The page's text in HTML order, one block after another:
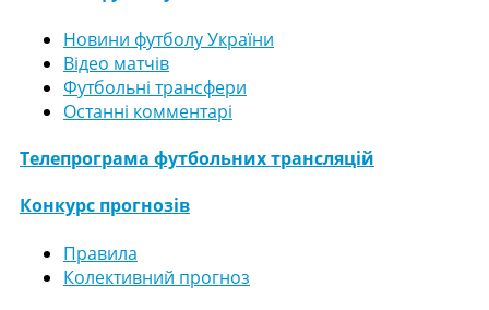
Новини футболу України
Відео матчів
Футбольні трансфери
Останні комментарі
Телепрограма футбольних трансляцій
Конкурс прогнозів
Правила
Колективний прогноз